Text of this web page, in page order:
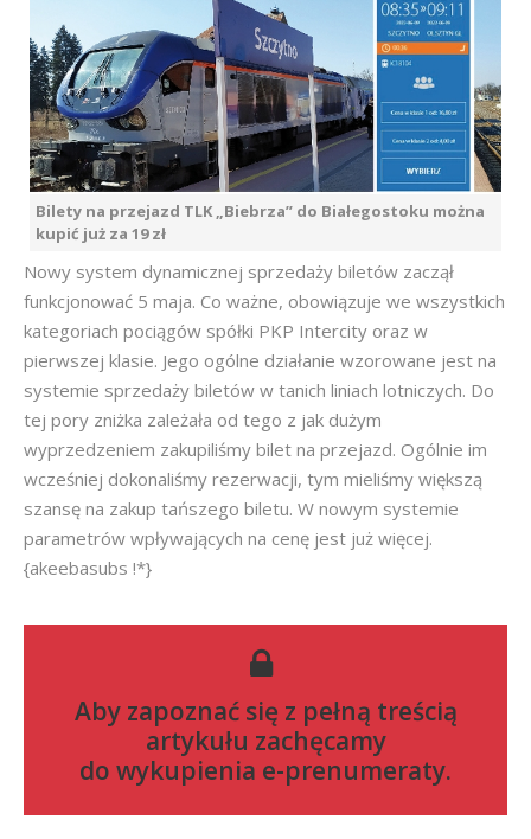
Bilety na przejazd TLK „Biebrza” do Białegostoku można
kupić już za 19 zł
Nowy system dynamicznej sprzedaży biletów zaczął
funkcjonować 5 maja. Co ważne, obowiązuje we wszystkich
kategoriach pociągów spółki PKP Intercity oraz w
pierwszej klasie. Jego ogólne działanie wzorowane jest na
systemie sprzedaży biletów w tanich liniach lotniczych. Do
tej pory zniżka zależała od tego z jak dużym
wyprzedzeniem zakupiliśmy bilet na przejazd. Ogólnie im
wcześniej dokonaliśmy rezerwacji, tym mieliśmy większą
szansę na zakup tańszego biletu. W nowym systemie
parametrów wpływających na cenę jest już więcej.
{akeebasubs !*}
Aby zapoznać się z pełną treścią
artykułu zachęcamy
do wykupienia e-prenumeraty.